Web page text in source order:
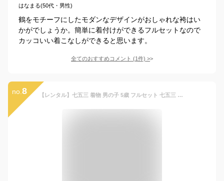
はなまる(50代・男性)
鶴をモチーフにしたモダンなデザインがおしゃれな袴はい
かがでしょうか。簡単に着付けができるフルセットなので
カッコいい着こなしができると思います。
全てのおすすめコメント (1件) >
no. 8 【レンタル】七五三 着物 男の子 5歳 フルセット 七五三 5歳 男の子 式部浪漫ブランド 男児羽織袴フルセット 矢模様 古典柄 金色 白色 茶色 袴セット トータルセット 往復送料無料 re-5kodomo-0054 きものひろば悠